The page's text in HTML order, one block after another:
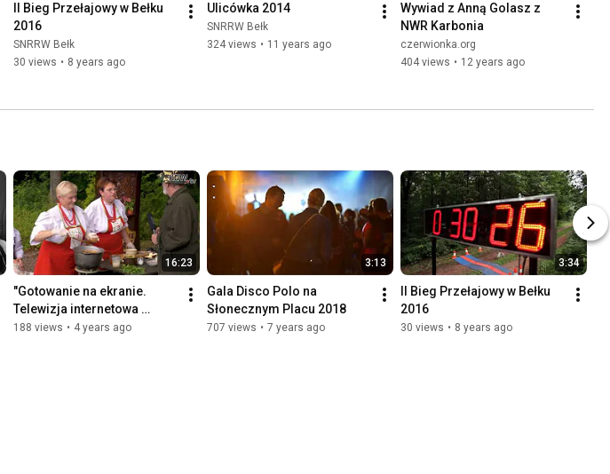
II Bieg Przełajowy w Bełku
2016
SNRRW Bełk
30 views • 8 years ago
Ulicówka 2014
SNRRW Bełk
324 views • 11 years ago
Wywiad z Anną Golasz z
NWR Karbonia
czerwionka.org
404 views • 12 years ago
16:23
"Gotowanie na ekranie.
Telewizja internetowa
KGW.tv - ODCINEK 1
188 views • 4 years ago
3:13
Gala Disco Polo na
Słonecznym Placu 2018
707 views • 7 years ago
3:34
II Bieg Przełajowy w Bełku
2016
30 views • 8 years ago